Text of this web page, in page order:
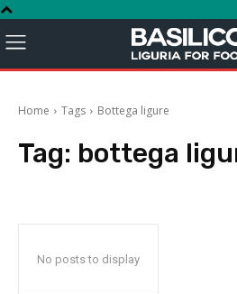
Home Tags Bottega ligure
Tag: bottega
No posts to display